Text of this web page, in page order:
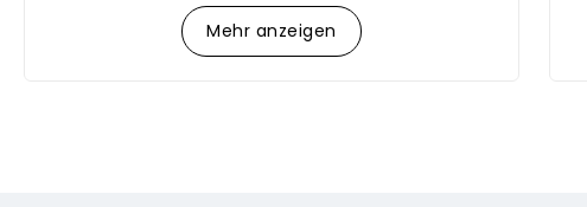
Mehr anzeigen